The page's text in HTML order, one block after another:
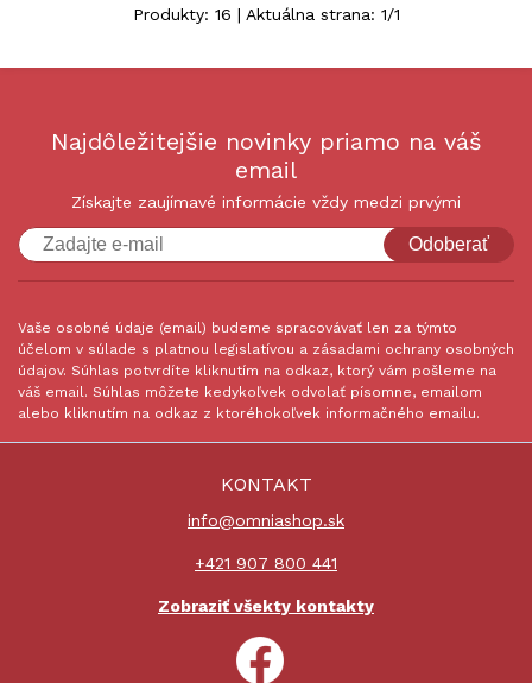
Produkty: 16 | Aktuálna strana: 1/1
Najdôležitejšie novinky priamo na váš
email
Získajte zaujímavé informácie vždy medzi prvými
Odoberať
Vaše osobné údaje (email) budeme spracovávať len za týmto
účelom v súlade s platnou legislatívou a zásadami ochrany osobných
údajov. Súhlas potvrdíte kliknutím na odkaz, ktorý vám pošleme na
váš email. Súhlas môžete kedykoľvek odvolať písomne, emailom
alebo kliknutím na odkaz z ktoréhokoľvek informačného emailu.
KONTAKT
info@omniashop.sk
+421 907 800 441
Zobraziť všekty kontakty